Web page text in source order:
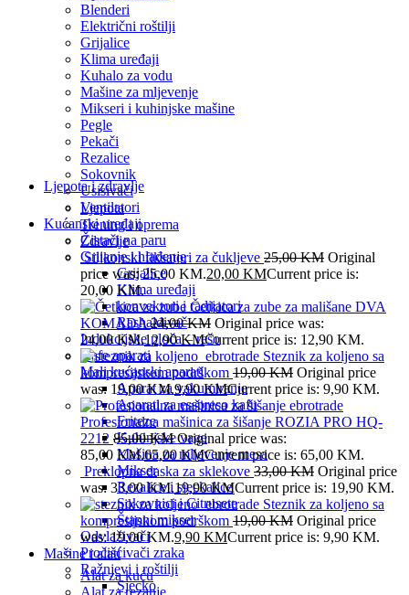
Blenderi
Električni roštilji
Grijalice
Klima uređaji
Kuhalo za vodu
Mašine za mljevenje
Mikseri i kuhinjske mašine
Pegle
Pekači
Rezalice
Sokovnik
Usisivači
Ventilatori
Kućanski uređaji
Čistači na paru
Grijanje i hlađenje
Grijalice
Klima uređaji
konvektori i radijatori
Rashalđivač
Indukcijske ploča – rešo
Kafe aparati
Mali kućanski aparati
Aparat za vakumiranje
Aparati za esspreso kafu
Friteze
Kuhinjske vage
Mašina za mljevenje mesa
Mikser
Rezalice i sjeckalice
Sokovnici i Citrusete
Štapni mikser
Odvlaživači
Pročišćivači zraka
Ražnjevi i roštilji
Sjecko
Ljepota i zdravlje
Ljepota
Trening i oprema
Zdravlje
Silikonski fiksatori za čukljeve 25,00KM Original
price was: 25,00 KM.20,00 KMCurrent price is:
20,00 KM.
Četkica za zube za mališane DVA
KOMADA24,00KM Original price was:
24,00 KM.12,90KMCurrent price is: 12,90 KM.
Steznik za koljeno sa
kompresijskom podrškom 19,00KM Original price
was: 19,00 KM.9,90KMCurrent price is: 9,90 KM.
Profesionalna mašinica za šišanje ROZIA PRO HQ-
2212 85,00KM Original price was:
85,00 KM.65,00KMCurrent price is: 65,00 KM.
Preklopna daska za sklekove 33,00KM Original price
was: 33,00 KM.19,90KMCurrent price is: 19,90 KM.
Steznik za koljeno sa
kompresijskom podrškom 19,00KM Original price
was: 19,00 KM.9,90 KMCurrent price is: 9,90 KM.
Mašine i alati
Alat za kuću
Alat za rezanje